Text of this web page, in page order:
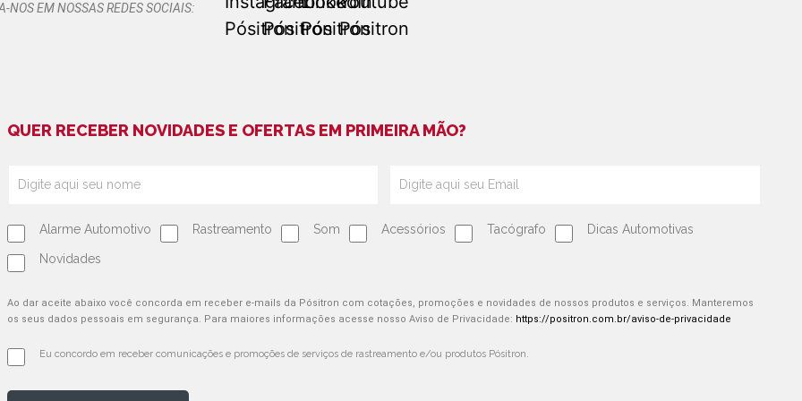
NOS EM NOSSAS REDES SOCIAIS:
QUER RECEBER NOVIDADES E OFERTAS EM PRIMEIRA MÃO?
Alarme Automotivo Rastreamento Som Acessórios Tacógrafo Dicas Automotivas
Novidades
Ao dar aceite abaixo você concorda em receber e-mails da Pósitron com cotações, promoções e novidades de nossos produtos e serviços. Manteremos
os seus dados pessoais em segurança. Para maiores informações acesse nosso Aviso de Privacidade: https://positron.com.br/aviso-de-privacidade
Eu concordo em receber comunicações e promoções de serviços de rastreamento e/ou produtos Pósitron.